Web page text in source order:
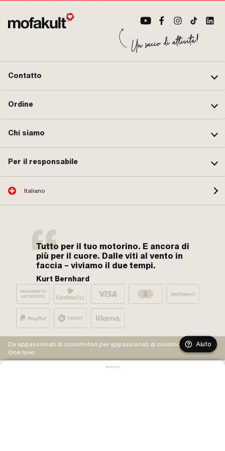
Contatto
Ordine
Chi siamo
Per il responsabile
Italiano
Tutto per il tuo motorino. E ancora di
più per il cuore. Dalle viti al vento in
faccia – viviamo il due tempi.
Kurt Bernhard
Da appassionati di ciclomotori per appassionati di ciclomotori.
One love.
Aiuto